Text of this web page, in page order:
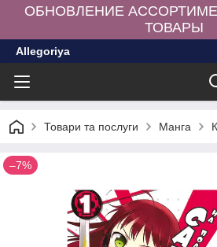
ОБНОВЛЕНИЕ
ТОВАРЫ
Allegoriya
Товари та послуги Манга
–7%